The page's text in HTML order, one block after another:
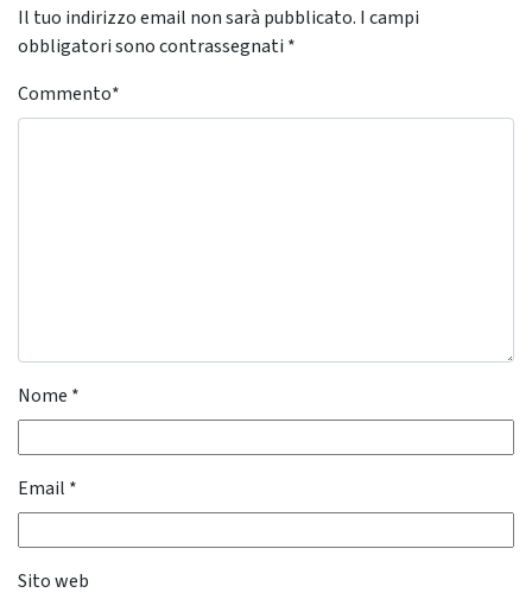
Il tuo indirizzo email non sarà pubblicato. I campi
obbligatori sono contrassegnati *
Commento*
Nome *
Email *
Sito web